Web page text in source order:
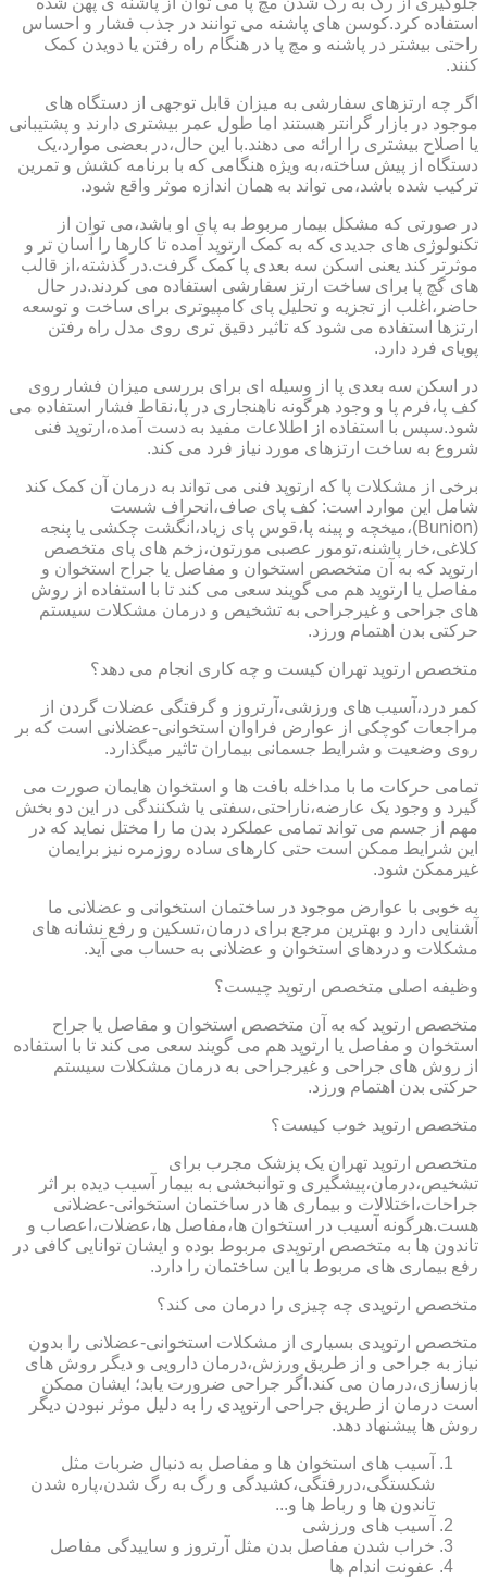
استفاده کرد.کوسن های پاشنه می توانند در جذب فشار و احساس
راحتی بیشتر در پاشنه و مچ پا در هنگام راه رفتن یا دویدن کمک
کنند.
اگر چه ارتزهای سفارشی به میزان قابل توجهی از دستگاه های
موجود در بازار گرانتر هستند اما طول عمر بیشتری دارند و پشتیبانی
یا اصلاح بیشتری را ارائه می دهند.با این حال،در بعضی موارد،یک
دستگاه از پیش ساخته،به ویژه هنگامی که با برنامه کشش و تمرین
ترکیب شده باشد،می تواند به همان اندازه موثر واقع شود.
در صورتی که مشکل بیمار مربوط به پای او باشد،می توان از
تکنولوژی های جدیدی که به کمک ارتوپد آمده تا کارها را آسان تر و
موثرتر کند یعنی اسکن سه بعدی پا کمک گرفت.در گذشته،از قالب
های گچ پا برای ساخت ارتز سفارشی استفاده می کردند.در حال
حاضر،اغلب از تجزیه و تحلیل پای کامپیوتری برای ساخت و توسعه
ارتزها استفاده می شود که تاثیر دقیق تری روی مدل راه رفتن
پویای فرد دارد.
در اسکن سه بعدی پا از وسیله ای برای بررسی میزان فشار روی
کف پا،فرم پا و وجود هرگونه ناهنجاری در پا،نقاط فشار استفاده می
شود.سپس با استفاده از اطلاعات مفید به دست آمده،ارتوپد فنی
شروع به ساخت ارتزهای مورد نیاز فرد می کند.
برخی از مشکلات پا که ارتوپد فنی می تواند به درمان آن کمک کند
شامل این موارد است: کف پای صاف،انحراف شست
(Bunion)،میخچه و پینه پا،قوس پای زیاد،انگشت چکشی یا پنجه
کلاغی،خار پاشنه،تومور عصبی مورتون،زخم های پای متخصص
ارتوپد که به آن متخصص استخوان و مفاصل یا جراح استخوان و
مفاصل یا ارتوپد هم می گویند سعی می کند تا با استفاده از روش
های جراحی و غیرجراحی به تشخیص و درمان مشکلات سیستم
حرکتی بدن اهتمام ورزد.
متخصص ارتوپد تهران کیست و چه کاری انجام می دهد؟
کمر درد،آسیب های ورزشی،آرتروز و گرفتگی عضلات گردن از
مراجعات کوچکی از عوارض فراوان استخوانی-عضلانی است که بر
روی وضعیت و شرایط جسمانی بیماران تاثیر میگذارد.
تمامی حرکات ما با مداخله بافت ها و استخوان هایمان صورت می
گیرد و وجود یک عارضه،ناراحتی،سفتی یا شکنندگی در این دو بخش
مهم از جسم می تواند تمامی عملکرد بدن ما را مختل نماید که در
این شرایط ممکن است حتی کارهای ساده روزمره نیز برایمان
غیرممکن شود.
به خوبی با عوارض موجود در ساختمان استخوانی و عضلانی ما
آشنایی دارد و بهترین مرجع برای درمان،تسکین و رفع نشانه های
مشکلات و دردهای استخوان و عضلانی به حساب می آید.
وظیفه اصلی متخصص ارتوپد چیست؟
متخصص ارتوپد که به آن متخصص استخوان و مفاصل یا جراح
استخوان و مفاصل یا ارتوپد هم می گویند سعی می کند تا با استفاده
از روش های جراحی و غیرجراحی به درمان مشکلات سیستم
حرکتی بدن اهتمام ورزد.
متخصص ارتوپد خوب کیست؟
متخصص ارتوپد تهران یک پزشک مجرب برای
تشخیص،درمان،پیشگیری و توانبخشی به بیمار آسیب دیده بر اثر
جراحات،اختلالات و بیماری ها در ساختمان استخوانی-عضلانی
هست.هرگونه آسیب در استخوان ها،مفاصل ها،عضلات،اعصاب و
تاندون ها به متخصص ارتوپدی مربوط بوده و ایشان توانایی کافی در
رفع بیماری های مربوط با این ساختمان را دارد.
متخصص ارتوپدی چه چیزی را درمان می کند؟
متخصص ارتوپدی بسیاری از مشکلات استخوانی-عضلانی را بدون
نیاز به جراحی و از طریق ورزش،درمان دارویی و دیگر روش های
بازسازی،درمان می کند.اگر جراحی ضرورت یابد؛ ایشان ممکن
است درمان از طریق جراحی ارتوپدی را به دلیل موثر نبودن دیگر
روش ها پیشنهاد دهد.
آسیب های استخوان ها و مفاصل به دنبال ضربات مثل
شکستگی،دررفتگی،کشیدگی و رگ به رگ شدن،پاره شدن
تاندون ها و رباط ها و...
آسیب های ورزشی
خراب شدن مفاصل بدن مثل آرتروز و ساییدگی مفاصل
عفونت اندام ها